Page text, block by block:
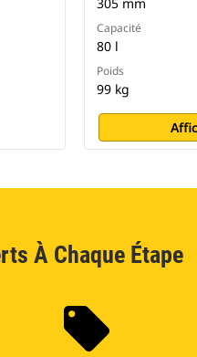
305 mm
Capacité
80 l
Poids
99 kg
À Chaque Étape